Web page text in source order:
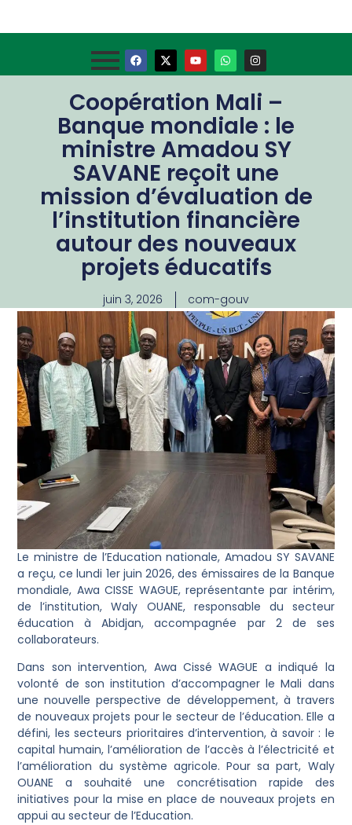
Coopération Mali –
Banque mondiale : le
ministre Amadou SY
SAVANE reçoit une
mission d’évaluation de
l’institution financière
autour des nouveaux
projets éducatifs
juin 3, 2026 com-gouv
Le ministre de l’Education nationale, Amadou SY SAVANE
a reçu, ce lundi 1er juin 2026, des émissaires de la Banque
mondiale, Awa CISSE WAGUE, représentante par intérim,
de l’institution, Waly OUANE, responsable du secteur
éducation à Abidjan, accompagnée par 2 de ses
collaborateurs.
Dans son intervention, Awa Cissé WAGUE a indiqué la
volonté de son institution d’accompagner le Mali dans
une nouvelle perspective de développement, à travers
de nouveaux projets pour le secteur de l’éducation. Elle a
défini, les secteurs prioritaires d’intervention, à savoir : le
capital humain, l’amélioration de l’accès à l’électricité et
l’amélioration du système agricole. Pour sa part, Waly
OUANE a souhaité une concrétisation rapide des
initiatives pour la mise en place de nouveaux projets en
appui au secteur de l’Education.